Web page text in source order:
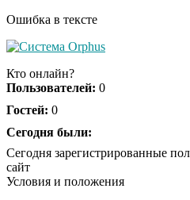
Обнаружена тайная
жена и дочь
Ошибка в тексте
Кто онлайн?
Пользователей: 0
Гостей: 0
Сегодня были:
Сегодня зарегистрированные
сайт
Условия и положения